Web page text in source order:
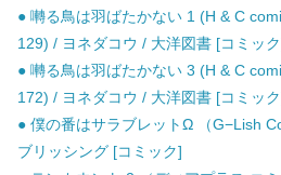
● 囀る鳥は羽ばたかない 1 (H & C
129) / ヨネダコウ / 大洋図書 [コミッ
● 囀る鳥は羽ばたかない 3 (H & C
172) / ヨネダコウ / 大洋図書 [コミッ
● 僕の番はサラブレットΩ （G−Lish
ブリッシング [コミック]